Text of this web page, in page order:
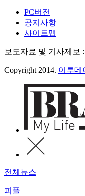
PC버전
공지사항
사이트맵
보도자료 및 기사제보 :
Copyright 2014. 이투데
전체뉴스
피플